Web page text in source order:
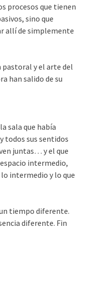
procesos que tienen
sino que
allí de simplemente
pastoral y el arte del
han salido de su
sala que había
todos sus sentidos
juntas… y el que
intermedio,
intermedio y lo que
tiempo diferente.
diferente. Fin